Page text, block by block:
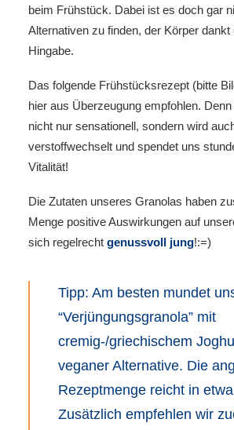
beim Frühstück. Dabei ist es doch gar
Alternativen zu finden, der Körper
Hingabe.
Das folgende Frühstücksrezept (bitte
hier aus Überzeugung empfohlen.
nicht nur sensationell, sondern wird
verstoffwechselt und spendet uns
Vitalität!
Die Zutaten unseres Granolas haben
Menge positive Auswirkungen auf
sich regelrecht genussvoll jung!:=)
Tipp: Am besten mundet
“Verjüngungsgranola” mit
cremig-/griechischem
veganer Alternative. Die
Rezeptmenge reicht in
Zusätzlich empfehlen wir